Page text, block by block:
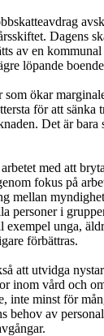
Dagens
av en
löpande
ökar
för att sänka
Det är
med att
fokus på
mellan
personer i
exempel unga,
förbättras.
att utvidga
inom vård och
inte minst för
behov av